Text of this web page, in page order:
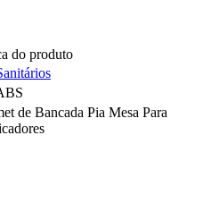
do produto
de Bancada Pia Mesa Para